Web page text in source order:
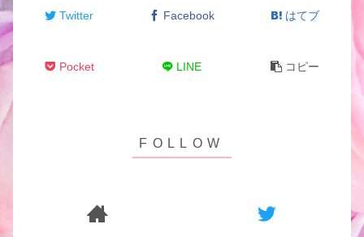
Twitter Facebook はてブ
Pocket LINE コピー